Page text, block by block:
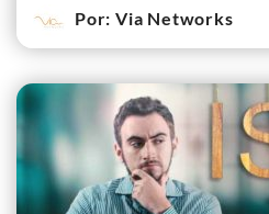
Por: Via Networks